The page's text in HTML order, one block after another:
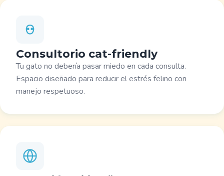
Consultorio cat-friendly
Tu gato no debería pasar miedo en cada consulta.
Espacio diseñado para reducir el estrés felino con
manejo respetuoso.